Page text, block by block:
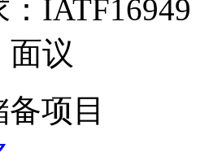
IATF16949
面议
备项目